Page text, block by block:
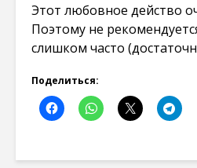
Этот любовное действо
Поэтому не
слишком часто
Поделиться: